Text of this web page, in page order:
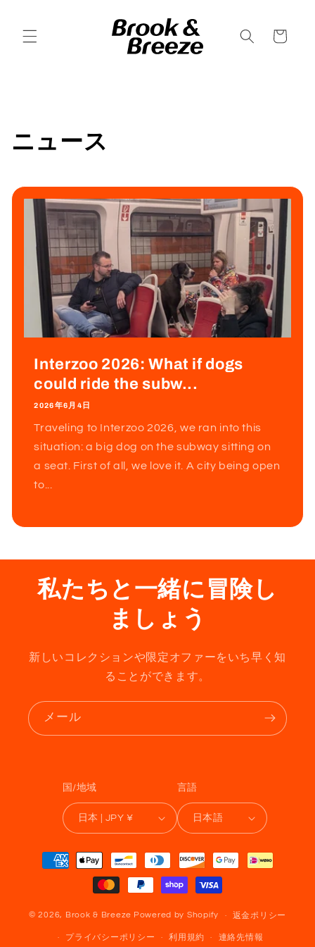
進む
ー
ニュース
Interzoo 2026: What if dogs
could ride the subw...
2026年6月4日
Traveling to Interzoo 2026, we ran into this
situation: a big dog on the subway sitting on
a seat. First of all, we love it. A city being open
to...
私たちと一緒に冒険し
ましょう
新しいコレクションや限定オファーをいち早く知
ることができます。
メール
国/地域
日本 | JPY ¥
言語
日本語
法
© 2026, Brook & Breeze Powered by Shopify 返金ポリシー
プライバシーポリシー 利用規約 連絡先情報